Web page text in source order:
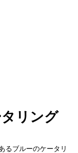
リング
るブルーのケータリ